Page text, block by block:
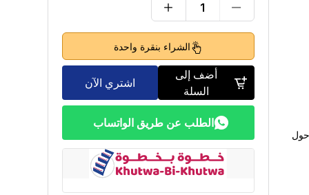
حول
1
الشراء بنقرة واحدة
أضف إلى
السلة
اشتري الآن
الطلب عن طريق الواتساب